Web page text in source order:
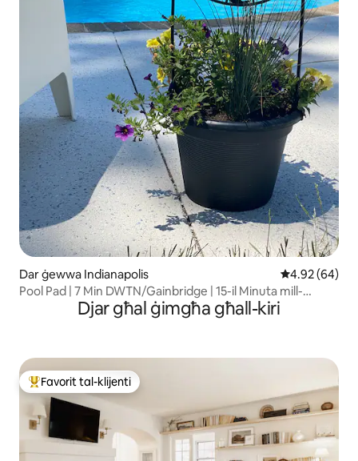
Dar ġewwa Indianapolis Rating medju
4.92 (64)
Pool Pad | 7 Min DWTN/Gainbridge | 15-il Minuta mill-
Djar għal ġimgħa għall-kiri
Wieħed mill-aqwa favoriti tal-klijenti
Favorit tal-klijenti